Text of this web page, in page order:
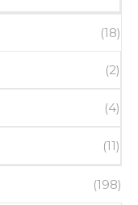
(18)
(2)
(4)
(11)
(198)